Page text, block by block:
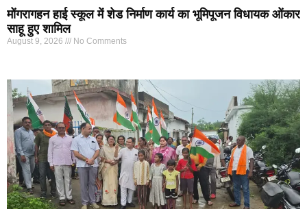
मोंगरागहन हाई स्कूल में शेड निर्माण कार्य का भूमिपूजन विधायक ओंकार
साहू हुए शामिल
August 9, 2026 No Comments